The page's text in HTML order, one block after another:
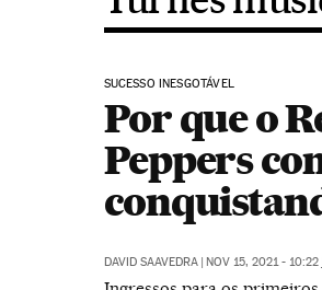
SUCESSO INESGOTÁVEL
Por que o
Peppers
DAVID SAAVEDRA | NOV 15, 2021 - 10:22